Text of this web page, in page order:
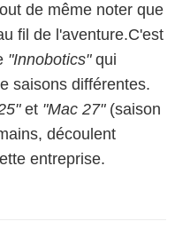
de même noter que
fil de l'aventure.C'est
"Innobotics"qui
saisons différentes.
et "Mac 27"(saison
découlent
entreprise.